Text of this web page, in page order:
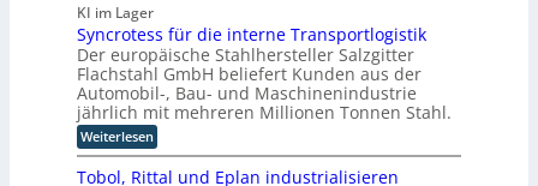
t
e
n
I
-
P
r
e
n
r
t
i
g
u
n
g
a
u
s
w
i
r
d
e
s
W
e
i
t
e
r
b
KI im Lager
Syncrotess für die interne Transportlogistik
Der europäische Stahlhersteller Salzgitter
Flachstahl GmbH beliefert Kunden aus der
Automobil-, Bau- und Maschinenindustrie
jährlich mit mehreren Millionen Tonnen Stahl.
Weiterlesen:
S
y
Tobol, Rittal und Eplan industrialisieren